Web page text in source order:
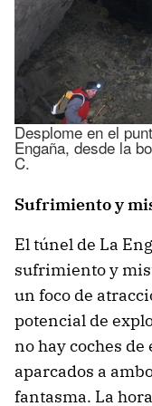
Desplome en el
Engaña, desde la
C.
Sufrimiento y
El túnel de La
sufrimiento y
un foco de
potencial de
no hay coches
aparcados a
fantasma. La